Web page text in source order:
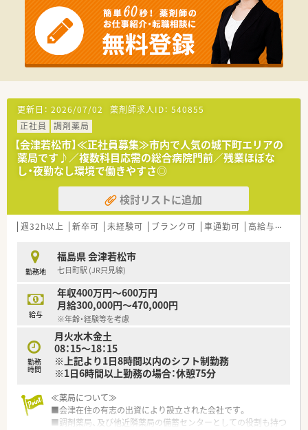
更新日： 2026/07/02 薬剤師求人ID： 540855
正社員
調剤薬局
【会津若松市】≪正社員募集≫市内で人気の城下町エリアの
薬局です♪／複数科目応需の総合病院門前／残業ほぼな
し・夜勤なし環境で働きやすさ◎
検討リストに追加
週32h以上 新卒可 未経験可 ブランク可 車通勤可 高給与(600万円以上)
勤務地
福島県 会津若松市
七日町駅 (JR只見線)
給与
年収400万円～600万円
月給300,000円～470,000円
※年齢・経験等を考慮
勤務
時間
月火水木金土
08：15～18：15
※上記より1日8時間以内のシフト制勤務
※1日6時間以上勤務の場合：休憩75分
≪薬局について≫
■会津在住の有志の出資により設立された会社です。
■調剤薬局、及び他近隣薬局の備蓄センターとしての役割も持つ